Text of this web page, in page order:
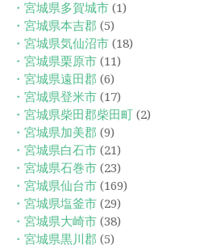
・宮城県多賀城市 (1)
・宮城県本吉郡 (5)
・宮城県気仙沼市 (18)
・宮城県栗原市 (11)
・宮城県遠田郡 (6)
・宮城県登米市 (17)
・宮城県柴田郡柴田町 (2)
・宮城県加美郡 (9)
・宮城県白石市 (21)
・宮城県石巻市 (23)
・宮城県仙台市 (169)
・宮城県塩釜市 (29)
・宮城県大崎市 (38)
・宮城県黒川郡 (5)